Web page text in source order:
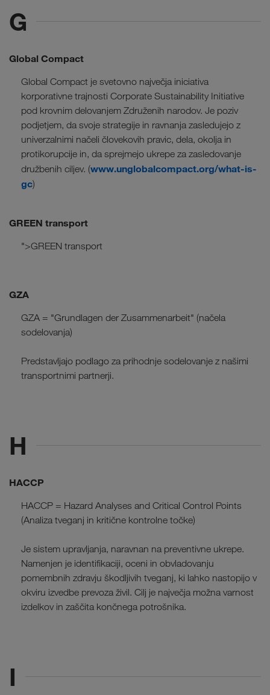
G
Global Compact
Global Compact je svetovno največja iniciativa
korporativne trajnosti Corporate Sustainability Initiative
pod krovnim delovanjem Združenih narodov. Je poziv
podjetjem, da svoje strategije in ravnanja zasledujejo z
univerzalnimi načeli človekovih pravic, dela, okolja in
protikorupcije in, da sprejmejo ukrepe za zasledovanje
družbenih ciljev. (www.unglobalcompact.org/what-is-
gc)
GREEN transport
">GREEN transport
GZA
GZA = "Grundlagen der Zusammenarbeit" (načela
sodelovanja)
Predstavljajo podlago za prihodnje sodelovanje z našimi
transportnimi partnerji.
H
HACCP
HACCP = Hazard Analyses and Critical Control Points
(Analiza tveganj in kritične kontrolne točke)
Je sistem upravljanja, naravnan na preventivne ukrepe.
Namenjen je identifikaciji, oceni in obvladovanju
pomembnih zdravju škodljivih tveganj, ki lahko nastopijo v
okviru izvedbe prevoza živil. Cilj je največja možna varnost
izdelkov in zaščita končnega potrošnika.
I